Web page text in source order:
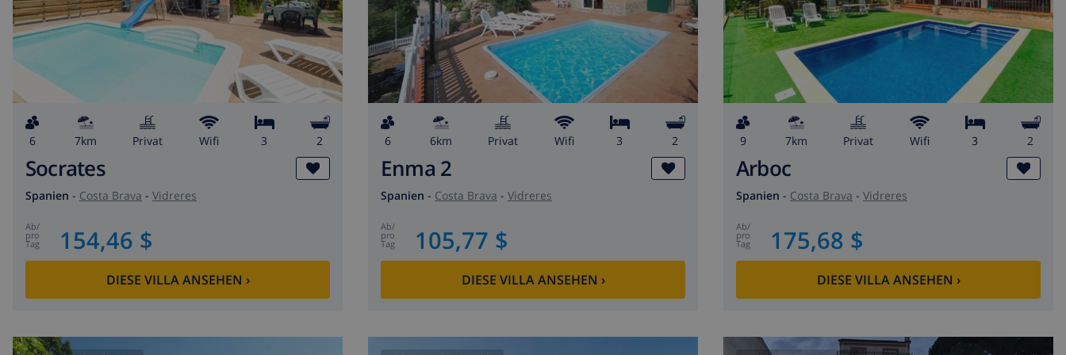
6 7km Privat wifi 3 2
Socrates
Spanien - Costa Brava - Vidreres
ab/
pro
Tag 154,46 $
DIESE VILLA ANSEHEN ›
6 6km Privat wifi 3 2
Enma 2
Spanien - Costa Brava - Vidreres
ab/
pro
Tag 105,77 $
DIESE VILLA ANSEHEN ›
9 7km Privat wifi 3 2
Arboc
Spanien - Costa Brava - Vidreres
ab/
pro
Tag 175,68 $
DIESE VILLA ANSEHEN ›